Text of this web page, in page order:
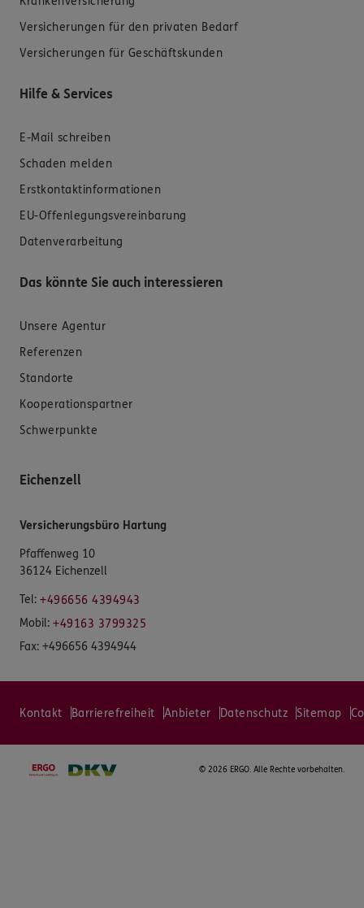
Versicherungen für den privaten Bedarf
Versicherungen für Geschäftskunden
Hilfe & Services
E-Mail schreiben
Schaden melden
Erstkontaktinformationen
EU-Offenlegungsvereinbarung
Datenverarbeitung
Das könnte Sie auch interessieren
Unsere Agentur
Referenzen
Standorte
Kooperationspartner
Schwerpunkte
Eichenzell
Versicherungsbüro Hartung
Pfaffenweg 10
36124 Eichenzell
Tel: +496656 4394943
Mobil: +49163 3799325
Fax: +496656 4394944
Kontakt Barrierefreiheit Anbieter Datenschutz Sitemap
© 2026 ERGO. Alle Rechte vorbehalten.